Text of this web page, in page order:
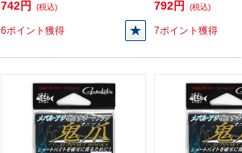
742円 (税込)
6ポイント獲得
792円 (税込)
7ポイント獲得